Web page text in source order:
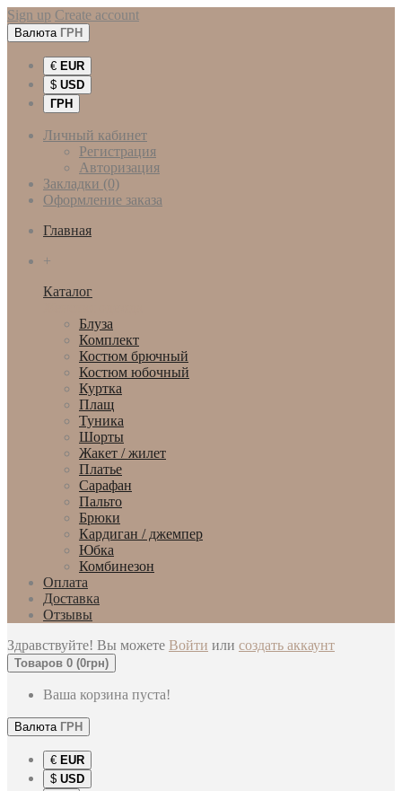
Sign up Create account
Валюта ГРН
€ EUR
$ USD
ГРН
Личный кабинет
Регистрация
Авторизация
Закладки (0)
Оформление заказа
Главная
+
Каталог
Блуза
Комплект
Костюм брючный
Костюм юбочный
Куртка
Плащ
Туника
Шорты
Жакет / жилет
Платье
Сарафан
Пальто
Брюки
Кардиган / джемпер
Юбка
Комбинезон
Оплата
Доставка
Отзывы
Здравствуйте! Вы можете Войти или создать аккаунт
Товаров 0 (0грн)
Ваша корзина пуста!
Валюта ГРН
€ EUR
$ USD